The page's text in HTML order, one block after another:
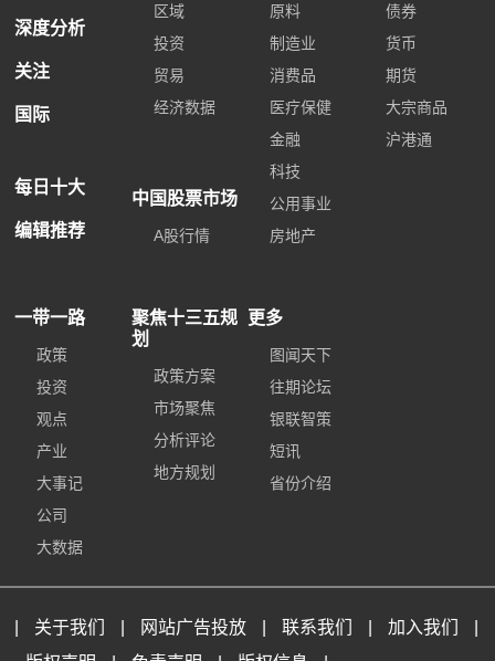
深度分析
关注
国际
每日十大
编辑推荐
区域
投资
贸易
经济数据
中国股票市场
A股行情
原料
制造业
消费品
医疗保健
金融
科技
公用事业
房地产
债券
货币
期货
大宗商品
沪港通
一带一路
政策
投资
观点
产业
大事记
公司
大数据
聚焦十三五规
划
政策方案
市场聚焦
分析评论
地方规划
更多
图闻天下
往期论坛
银联智策
短讯
省份介绍
关于我们 网站广告投放 联系我们 加入我们